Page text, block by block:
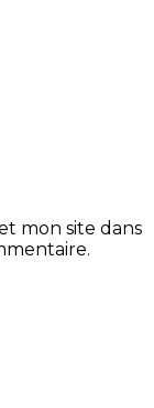
mon site dans